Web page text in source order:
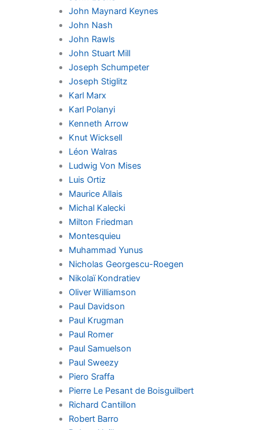
John Maynard Keynes
John Nash
John Rawls
John Stuart Mill
Joseph Schumpeter
Joseph Stiglitz
Karl Marx
Karl Polanyi
Kenneth Arrow
Knut Wicksell
Léon Walras
Ludwig Von Mises
Luis Ortiz
Maurice Allais
Michal Kalecki
Milton Friedman
Montesquieu
Muhammad Yunus
Nicholas Georgescu-Roegen
Nikolaï Kondratiev
Oliver Williamson
Paul Davidson
Paul Krugman
Paul Romer
Paul Samuelson
Paul Sweezy
Piero Sraffa
Pierre Le Pesant de Boisguilbert
Richard Cantillon
Robert Barro